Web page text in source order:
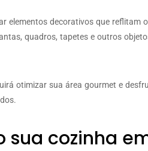
elementos decorativos que reflitam
quadros, tapetes e outros
otimizar sua área gourmet e
sua cozinha